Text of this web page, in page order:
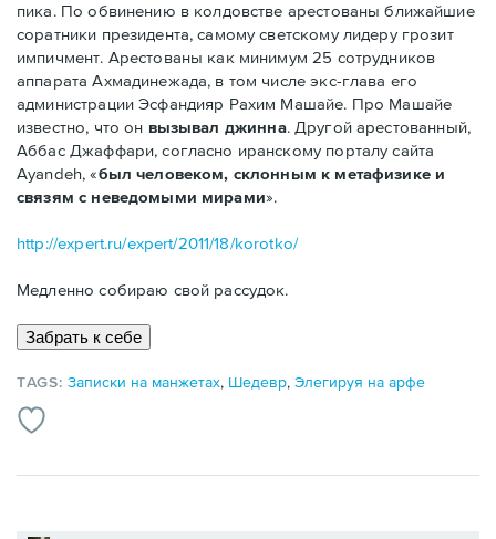
пика. По обвинению в колдовстве арестованы ближайшие
соратники президента, самому светскому лидеру грозит
импичмент. Арестованы как минимум 25 сотрудников
аппарата Ахмадинежада, в том числе экс-глава его
администрации Эсфандияр Рахим Машайе. Про Машайе
известно, что он вызывал джинна. Другой арестованный,
Аббас Джаффари, согласно иранскому порталу сайта
Ayandeh, «был человеком, склонным к метафизике и
связям с неведомыми мирами».
http://expert.ru/expert/2011/18/korotko/
Медленно собираю свой рассудок.
TAGS:Записки на манжетах, Шедевр,Элегируя на арфе